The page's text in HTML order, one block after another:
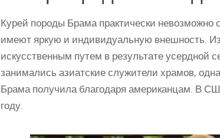
Курей породы Брама практически невозможно
имеют яркую и индивидуальную внешность.
искусственным путем в результате усердной
занимались азиатские служители храмов,
Брама получила благодаря американцам. В
году.